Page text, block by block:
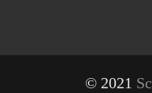
© 2021